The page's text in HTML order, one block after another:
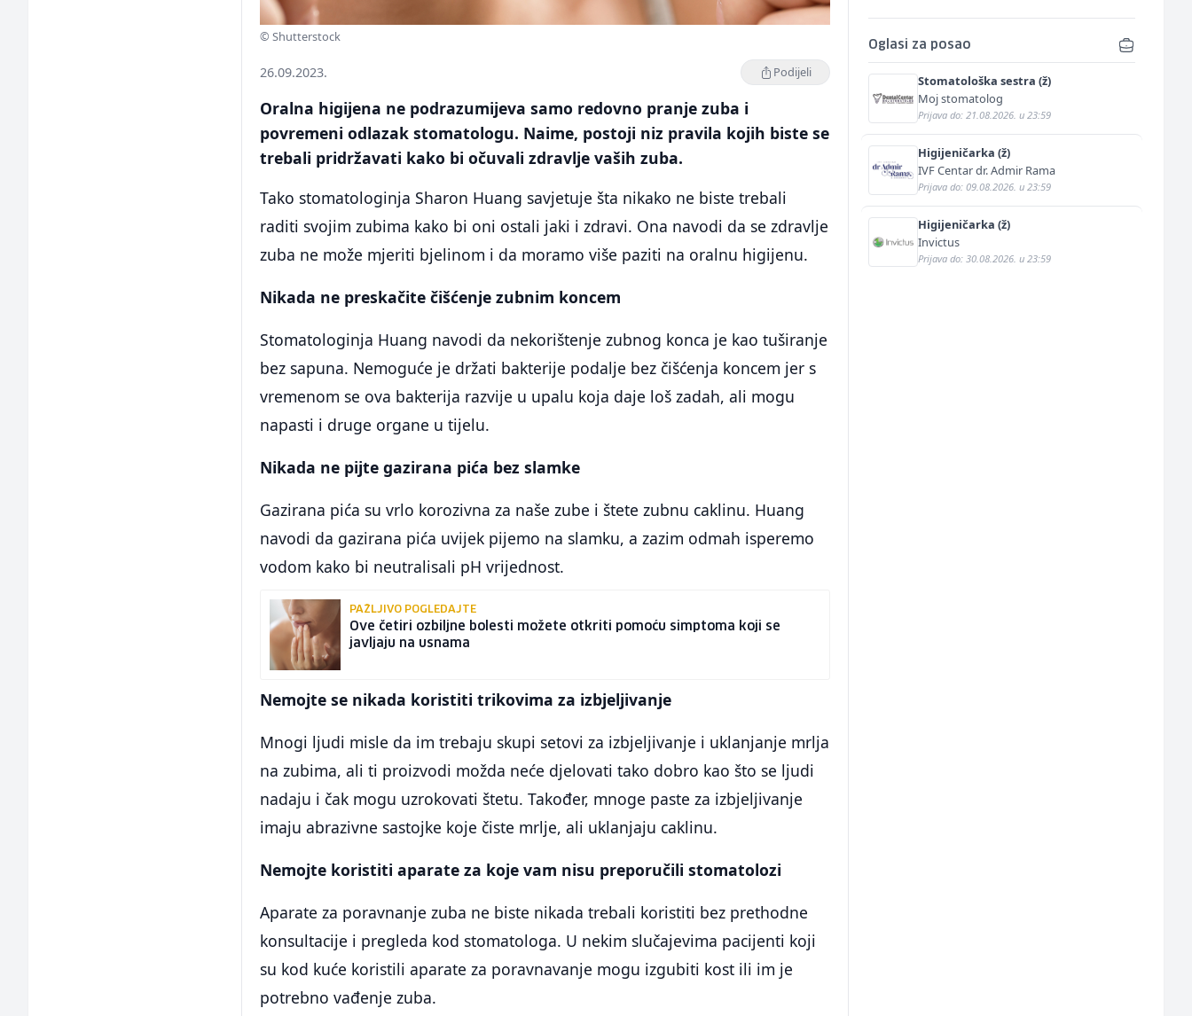
© Shutterstock
26.09.2023. Podijeli
Oralna higijena ne podrazumijeva samo redovno pranje zuba i
povremeni odlazak stomatologu. Naime, postoji niz pravila kojih biste se
trebali pridržavati kako bi očuvali zdravlje vaših zuba.
Tako stomatologinja Sharon Huang savjetuje šta nikako ne biste trebali
raditi svojim zubima kako bi oni ostali jaki i zdravi. Ona navodi da se zdravlje
zuba ne može mjeriti bjelinom i da moramo više paziti na oralnu higijenu.
Nikada ne preskačite čišćenje zubnim koncem
Stomatologinja Huang navodi da nekorištenje zubnog konca je kao tuširanje
bez sapuna. Nemoguće je držati bakterije podalje bez čišćenja koncem jer s
vremenom se ova bakterija razvije u upalu koja daje loš zadah, ali mogu
napasti i druge organe u tijelu.
Nikada ne pijte gazirana pića bez slamke
Gazirana pića su vrlo korozivna za naše zube i štete zubnu caklinu. Huang
navodi da gazirana pića uvijek pijemo na slamku, a zazim odmah isperemo
vodom kako bi neutralisali pH vrijednost.
PAŽLJIVO POGLEDAJTE
Ove četiri ozbiljne bolesti možete otkriti pomoću simptoma koji se
javljaju na usnama
Nemojte se nikada koristiti trikovima za izbjeljivanje
Mnogi ljudi misle da im trebaju skupi setovi za izbjeljivanje i uklanjanje mrlja
na zubima, ali ti proizvodi možda neće djelovati tako dobro kao što se ljudi
nadaju i čak mogu uzrokovati štetu. Također, mnoge paste za izbjeljivanje
imaju abrazivne sastojke koje čiste mrlje, ali uklanjaju caklinu.
Nemojte koristiti aparate za koje vam nisu preporučili stomatolozi
Aparate za poravnanje zuba ne biste nikada trebali koristiti bez prethodne
konsultacije i pregleda kod stomatologa. U nekim slučajevima pacijenti koji
su kod kuće koristili aparate za poravnavanje mogu izgubiti kost ili im je
potrebno vađenje zuba.
Oglasi za posao
Stomatološka sestra (ž)
Moj stomatolog
Prijava do: 21.08.2026. u 23:59
Higijeničarka (ž)
IVF Centar dr. Admir Rama
Prijava do: 09.08.2026. u 23:59
Higijeničarka (ž)
Invictus
Prijava do: 30.08.2026. u 23:59